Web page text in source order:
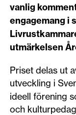
vanlig
engagemang i
utmärkelsen
Priset delas ut
utveckling i
ideell förening
och